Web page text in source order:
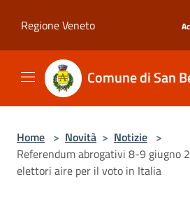
Regione Veneto
Comune di San
Home > Novità > Notizie >
Referendum abrogativi 8-9 giugno
elettori aire per il voto in Italia